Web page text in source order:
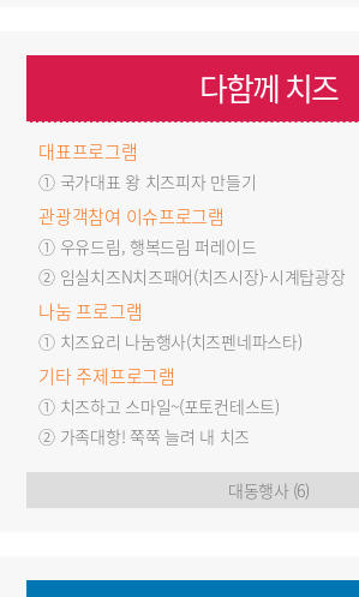
다함께 치즈
대표프로그램
① 국가대표 왕 치즈피자 만들기
관광객참여 이슈프로그램
① 우유드림, 행복드림 퍼레이드
② 임실치즈N치즈패어(치즈시장)-시계탑광장
나눔 프로그램
① 치즈요리 나눔행사(치즈펜네파스타)
기타 주제프로그램
① 치즈하고 스마일~(포토컨테스트)
② 가족대항! 쭉쭉 늘려 내 치즈
대동행사 (6)